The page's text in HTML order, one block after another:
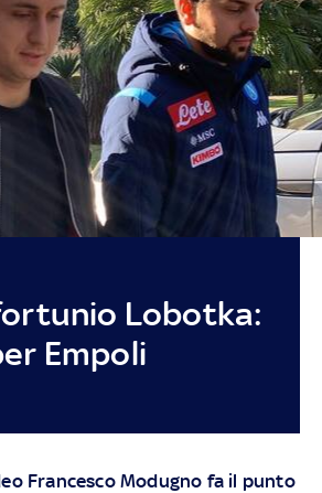
Lobotka:
Empoli
Francesco Modugno fa il punto